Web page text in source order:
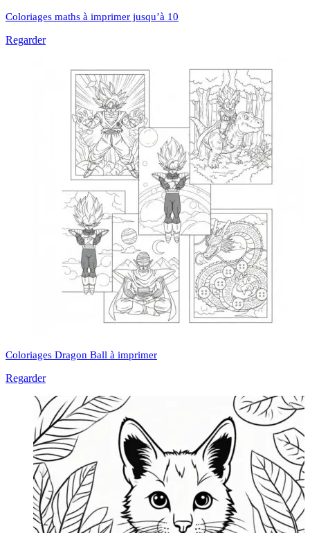
Coloriages maths à imprimer jusqu’à 10
Regarder
Coloriages Dragon Ball à imprimer
Regarder